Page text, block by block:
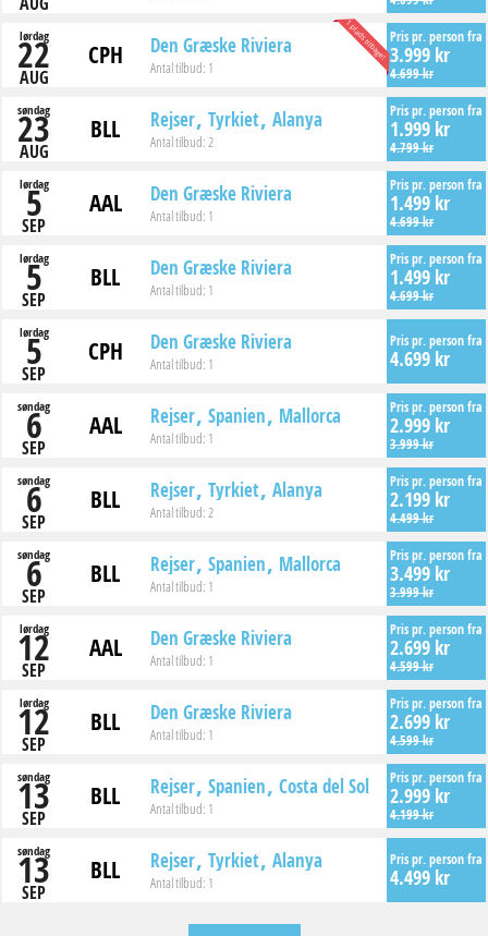
lørdag
22
AUG
CPH Den Græske Riviera
Antal tilbud: 1
1 plads tilbage!Pris pr. person fra
3.999 kr
4.699 kr
søndag
23
AUG
BLL Rejser Tyrkiet Alanya
Antal tilbud:2
Pris pr. person fra
1.999 kr
4.799 kr
lørdag
5
SEP
AAL Den Græske Riviera
Antal tilbud: 1
Pris pr. person fra
1.499 kr
4.699 kr
lørdag
5
SEP
BLL Den Græske Riviera
Antal tilbud: 1
Pris pr. person fra
1.499 kr
4.699 kr
lørdag
5
SEP
CPH Den Græske Riviera
Antal tilbud: 1
Pris pr. person fra
4.699 kr
søndag
6
SEP
AAL Rejser Spanien Mallorca
Antal tilbud: 1
Pris pr. person fra
2.999 kr
3.999 kr
søndag
6
SEP
BLL Rejser Tyrkiet Alanya
Antal tilbud:2
Pris pr. person fra
2.199 kr
4.499 kr
søndag
6
SEP
BLL Rejser Spanien Mallorca
Antal tilbud: 1
Pris pr. person fra
3.499 kr
3.999 kr
lørdag
12
SEP
AAL Den Græske Riviera
Antal tilbud: 1
Pris pr. person fra
2.699 kr
4.599 kr
lørdag
12
SEP
BLL Den Græske Riviera
Antal tilbud: 1
Pris pr. person fra
2.699 kr
4.599 kr
søndag
13
SEP
BLL Rejser Spanien Costa del Sol
Antal tilbud: 1
Pris pr. person fra
2.999 kr
4.199 kr
søndag
13
SEP
BLL Rejser Tyrkiet Alanya
Antal tilbud: 1
Pris pr. person fra
4.499 kr